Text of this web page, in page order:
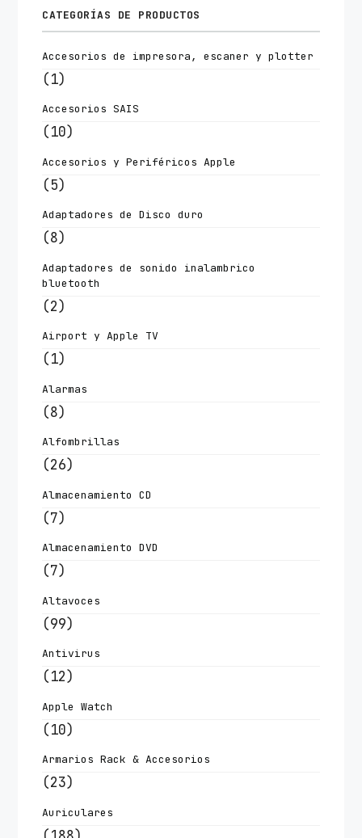
CATEGORÍAS DE PRODUCTOS
Accesorios de impresora, escaner y plotter
(1)
Accesorios SAIS
(10)
Accesorios y Periféricos Apple
(5)
Adaptadores de Disco duro
(8)
Adaptadores de sonido inalambrico
bluetooth
(2)
Airport y Apple TV
(1)
Alarmas
(8)
Alfombrillas
(26)
Almacenamiento CD
(7)
Almacenamiento DVD
(7)
Altavoces
(99)
Antivirus
(12)
Apple Watch
(10)
Armarios Rack & Accesorios
(23)
Auriculares